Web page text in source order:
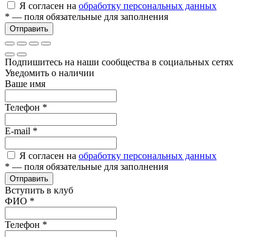
Я согласен на обработку персональных данных
* — поля обязательные для заполнения
Отправить
Подпишитесь на наши сообщества в социальных сетях
Уведомить о наличии
Ваше имя
Телефон *
E-mail *
Я согласен на обработку персональных данных
* — поля обязательные для заполнения
Отправить
Вступить в клуб
ФИО *
Телефон *